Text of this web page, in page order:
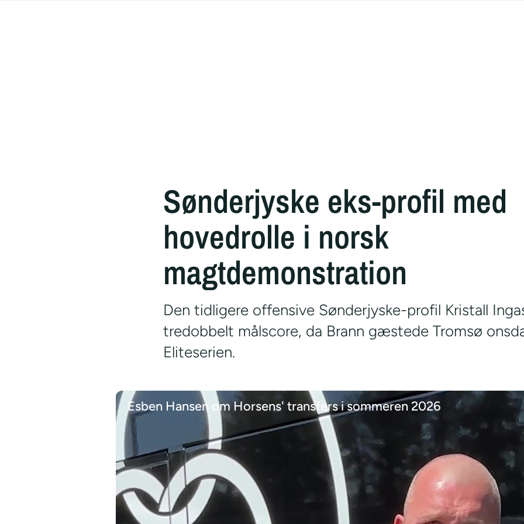
Sønderjyske eks-profil med
hovedrolle i norsk
magtdemonstration
Den tidligere offensive Sønderjyske-profil Kristall
tredobbelt målscore, da Brann gæstede Tromsø
Eliteserien.
Esben Hansen om Horsens' transfers i sommeren 2026